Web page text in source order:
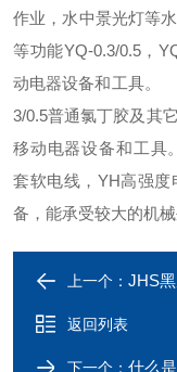
作业，水中景光灯等
等功能YQ-0.3/0.5，
动电器设备和工具。
3/0.5普通氯丁胶及其
移动电器设备和工
套软电线，YH高强
备，能承受较大的机
上一个： JHS
返回列表
下一个： 什么